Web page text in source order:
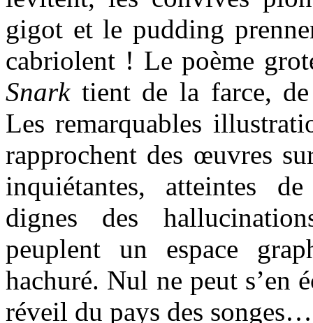
gigot et le pudding
cabriolent ! Le poème
Snark tient de la farce,
Les remarquables
rapprochent des œuvres
inquiétantes, atteintes
dignes des
peuplent un espace
hachuré. Nul ne peut s’en
réveil du pays des songes…